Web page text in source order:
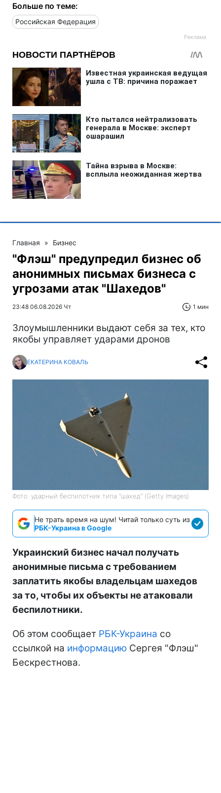
Больше по теме:
Российская Федерация
Главная » Бизнес
"Флэш" предупредил бизнес об
анонимных письмах бизнеса с
угрозами атак "Шахедов"
23:48 06.08.2026 Чт 1 мин
Злоумышленники выдают себя за тех, кто
якобы управляет ударами дронов
ЕКАТЕРИНА КОВАЛЬ
Фото: ударный беспилотник типа "шахед" (Getty Images)
Не трать время на шум! Читай только суть из
РБК-Украина в Google
Украинский бизнес начал получать
анонимные письма с требованием
заплатить якобы владельцам шахедов
за то, чтобы их объекты не атаковали
беспилотники.
Об этом сообщает РБК-Украина со
ссылкой на информацию Сергея "Флэш"
Бескрестнова.